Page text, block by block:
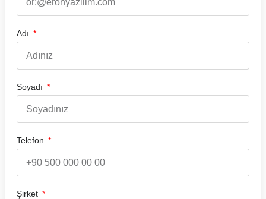
Adı
Soyadı
Telefon
Şirket